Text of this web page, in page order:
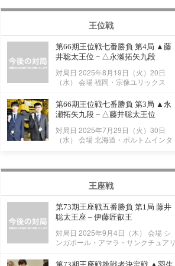
王位戦
第66期王位戦七番勝負 第4局 ▲藤
井聡太王位 − △永瀬拓矢九段
対局日 2025年8月19日（火）20日
（水） 会場 福岡・宗像ユリックス
第66期王位戦七番勝負 第3局 ▲永
瀬拓矢九段 − △藤井聡太王位
対局日 2025年7月29日（火）30日
（水） 会場 北海道・ポルトムインタ
王座戦
第73期王座戦五番勝負 第1局 藤井
聡太王座 – 伊藤匠叡王
対局日 2025年9月4日（木） 会場 シ
ンガポール・アマラ・サンクチュアリ